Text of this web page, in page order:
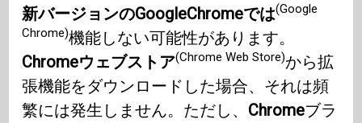
新バージョンのGoogleChromeでは(Google
Chrome)機能しない可能性があります。
Chromeウェブストア(Chrome Web Store)から拡
張機能をダウンロードした場合、それは頻
繁には発生しません。ただし、 Chromeブラ